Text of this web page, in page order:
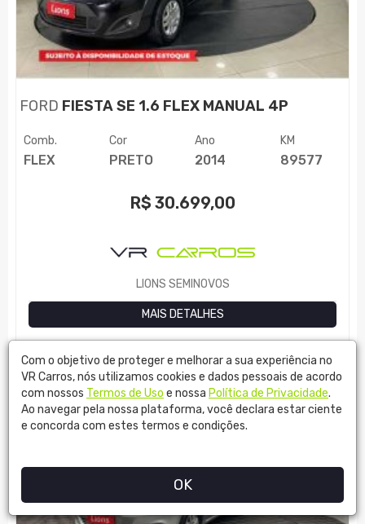
FORD FIESTA SE 1.6 FLEX MANUAL 4P
Comb.
FLEX
Cor
PRETO
Ano
2014
KM
89577
R$ 30.699,00
LIONS SEMINOVOS
MAIS DETALHES
Com o objetivo de proteger e melhorar a sua experiência no
VR Carros, nós utilizamos cookies e dados pessoais de acordo
com nossos Termos de Uso e nossa Política de Privacidade.
Ao navegar pela nossa plataforma, você declara estar ciente
e concorda com estes termos e condições.
OK